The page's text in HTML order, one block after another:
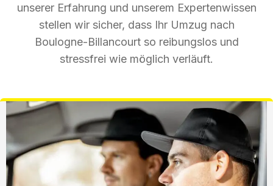
unserer Erfahrung und unserem Expertenwissen
stellen wir sicher, dass Ihr Umzug nach
Boulogne-Billancourt so reibungslos und
stressfrei wie möglich verläuft.